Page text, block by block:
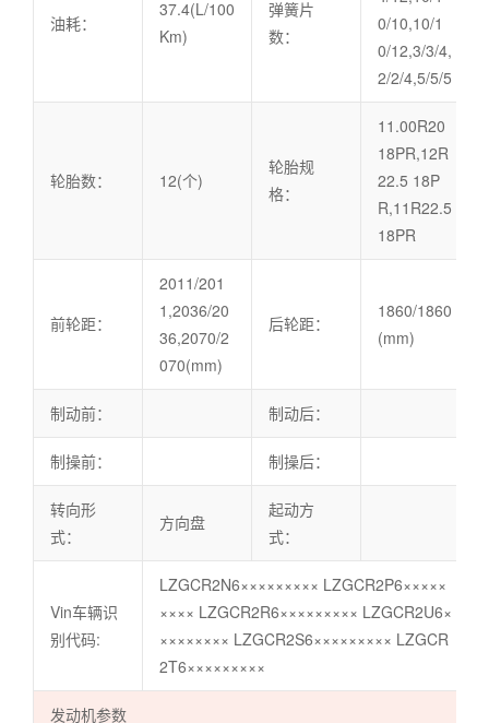
油耗：
37.4(L/100
Km)
弹簧片
数：
0/10,10/1
0/12,3/3/4,
2/2/4,5/5/5
轮胎数： 12(个)
轮胎规
格：
11.00R20
18PR,12R
22.5 18P
R,11R22.5
18PR
前轮距：
2011/201
1,2036/20
36,2070/2
070(mm)
后轮距：
1860/1860
(mm)
制动前： 制动后：
制操前： 制操后：
转向形
式：
方向盘
起动方
式：
Vin车辆识
别代码:
LZGCR2N6××××××××× LZGCR2P6×××××
×××× LZGCR2R6××××××××× LZGCR2U6×
×××××××× LZGCR2S6××××××××× LZGCR
2T6×××××××××
发动机参数